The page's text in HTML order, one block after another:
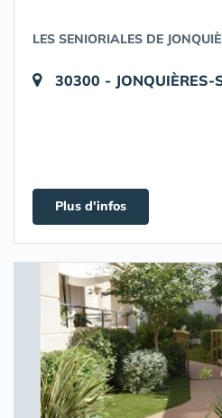
LES SENIORIALES DE
30300 - JONQUIÈRES-
Plus d'infos